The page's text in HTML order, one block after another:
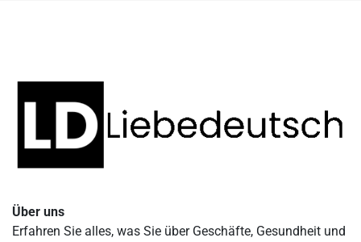
Über uns
Erfahren Sie alles, was Sie über Geschäfte, Gesundheit und